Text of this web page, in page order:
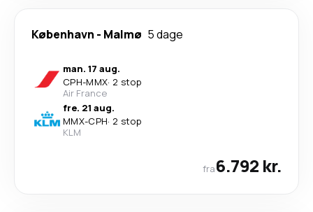
København - Malmø 5 dage
man. 17 aug.
CPH-MMX· 2 stop
Air France
fre. 21 aug.
MMX-CPH· 2 stop
KLM
fra6.792 kr.